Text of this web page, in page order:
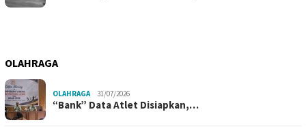
OLAHRAGA
OLAHRAGA 31/07/2026
“Bank” Data Atlet Disiapkan,…